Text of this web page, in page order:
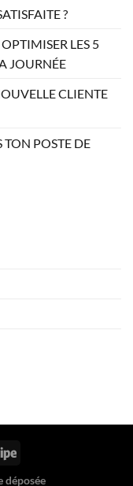
?
LES 5
JOURNÉE
CLIENTE
TON POSTE DE
déposée